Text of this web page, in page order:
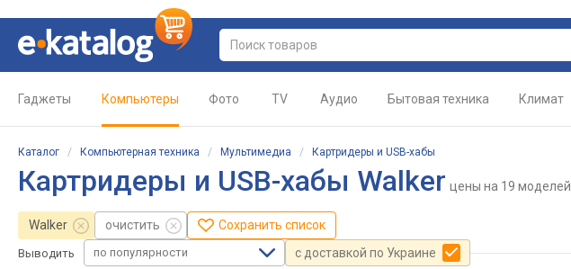
Гаджеты Компьютеры Фото TV Аудио Бытовая техника Климат
Каталог / Компьютерная техника / Мультимедиа / Картридеры и USB-хабы
Картридеры и USB-хабы Walker цены на 19 моделей
Walker очистить Сохранить список
Выводить по популярности с доставкой по Украине